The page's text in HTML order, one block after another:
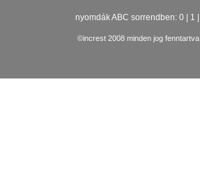
nyomdák ABC sorrendben: 0 1
©increst 2008 minden jog fenntartva